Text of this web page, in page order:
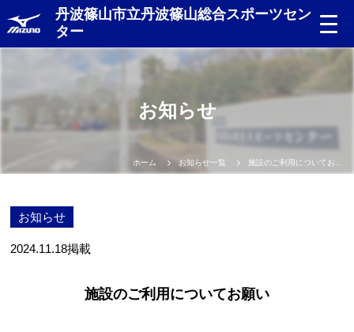
丹波篠山市立丹波篠山総合スポーツセン
ター
お知らせ
ホーム お知らせ一覧
お知らせ
2024.11.18掲載
施設のご利用についてお願い